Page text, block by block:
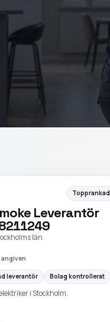
Topprankad
Leverantör
län
angiven
leverantör Bolag kontrollerat
i Stockholm.